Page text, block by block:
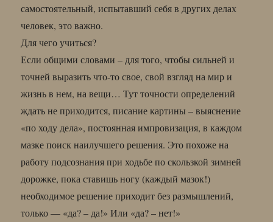
самостоятельный, испытавший себя в других делах
человек, это важно.
Для чего учиться?
Если общими словами – для того, чтобы сильней и
точней выразить что-то свое, свой взгляд на мир и
жизнь в нем, на вещи… Тут точности определений
ждать не приходится, писание картины – выяснение
«по ходу дела», постоянная импровизация, в каждом
мазке поиск наилучшего решения. Это похоже на
работу подсознания при ходьбе по скользкой зимней
дорожке, пока ставишь ногу (каждый мазок!)
необходимое решение приходит без размышлений,
только — «да? – да!» Или «да? – нет!»